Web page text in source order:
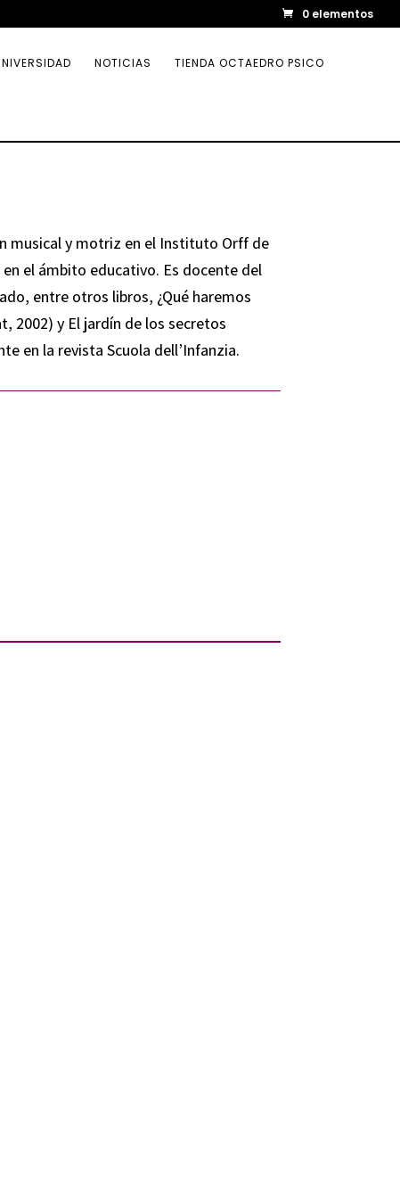
0 elementos
NOTICIAS TIENDA OCTAEDRO PSICO
musical y motriz en el Instituto Orff de
el ámbito educativo. Es docente del
entre otros libros, ¿Qué haremos
2002) y El jardín de los secretos
en la revista Scuola dell’Infanzia.